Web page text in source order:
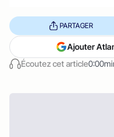
Écoutez cet article
PARTAGER
Ajouter